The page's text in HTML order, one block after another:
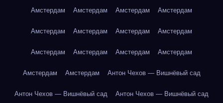
Амстердам Амстердам Амстердам Амстердам
Амстердам Амстердам Амстердам Амстердам
Амстердам Амстердам Амстердам Амстердам
Амстердам Амстердам Антон Чехов — Вишнёвый сад
Антон Чехов — Вишнёвый сад Антон Чехов — Вишнёвый сад